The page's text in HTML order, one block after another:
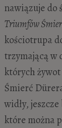
nawiązuje do
Triumfów
kościotrupa
trzymającą w
których
Śmierć
widły,
które można